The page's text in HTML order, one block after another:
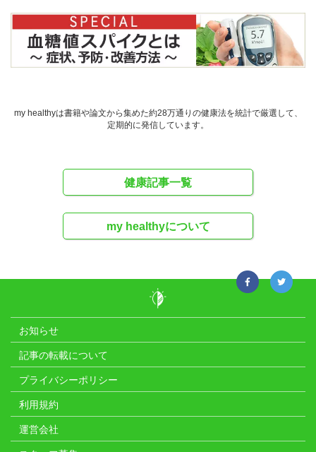
my healthyは書籍や論文から集めた約28万通りの健康法を統計で厳選して、
定期的に発信しています。
健康記事一覧
my healthyについて
お知らせ
記事の転載について
プライバシーポリシー
利用規約
運営会社